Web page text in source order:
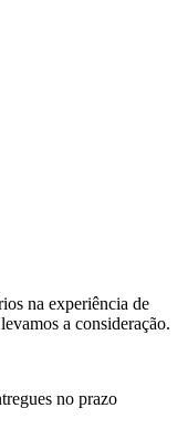
na experiência de
a consideração.
no prazo